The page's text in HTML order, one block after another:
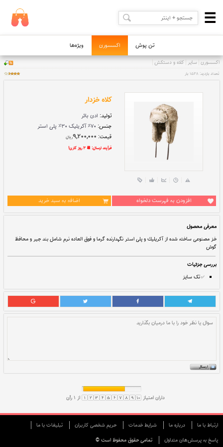
تن پوش اکسسوری ویژه‌ها
کلاه خزدار
تولید:ادی بائر
جنس:۷۰٪ آکریلیک ۳۰٪ پلی استر
نگهدارنده گرما و فوق العاده نرم شامل بند جیر و محافظ
ارتباط با ما درباره ما شرایط خدمات حريم شخصی كاربران
تبليغات با ما
پاسخ به پرسش‌های متداول
تمامی حقوق محفوظ است ©